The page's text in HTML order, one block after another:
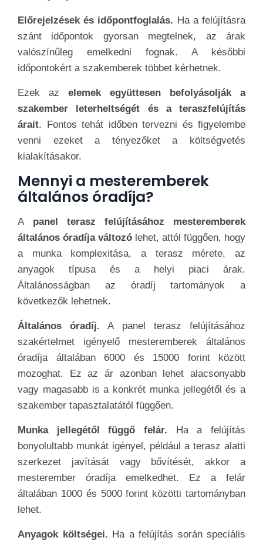
Előrejelzések és időpontfoglalás. Ha a felújításra
szánt időpontok gyorsan megtelnek, az árak
valószínűleg emelkedni fognak. A későbbi
időpontokért a szakemberek többet kérhetnek.
Ezek az elemek együttesen befolyásolják a
szakember leterheltségét és a teraszfelújítás
árait. Fontos tehát időben tervezni és figyelembe
venni ezeket a tényezőket a költségvetés
kialakításakor.
Mennyi a mesteremberek
általános óradíja?
A panel terasz felújításához mesteremberek
általános óradíja változó lehet, attól függően, hogy
a munka komplexitása, a terasz mérete, az
anyagok típusa és a helyi piaci árak.
Általánosságban az óradíj tartományok a
következők lehetnek.
Általános óradíj. A panel terasz felújításához
szakértelmet igényelő mesteremberek általános
óradíja általában 6000 és 15000 forint között
mozoghat. Ez az ár azonban lehet alacsonyabb
vagy magasabb is a konkrét munka jellegétől és a
szakember tapasztalatától függően.
Munka jellegétől függő felár. Ha a felújítás
bonyolultabb munkát igényel, például a terasz alatti
szerkezet javítását vagy bővítését, akkor a
mesterember óradíja emelkedhet. Ez a felár
általában 1000 és 5000 forint közötti tartományban
lehet.
Anyagok költségei. Ha a felújítás során speciális